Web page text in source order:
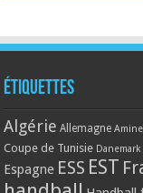
Étiquettes
Algérie Allemagne
Coupe de Tunisie Danemark
Espagne ESS EST